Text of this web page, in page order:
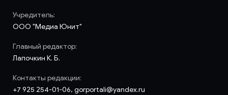
Учредитель:
ООО "Медиа Юнит"
Главный редактор:
Лапочкин К. Б.
Контакты редакции:
+7 925 254-01-06, gorportali@yandex.ru